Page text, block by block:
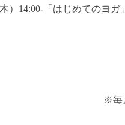
木）14:00-「はじめてのヨ
※毎